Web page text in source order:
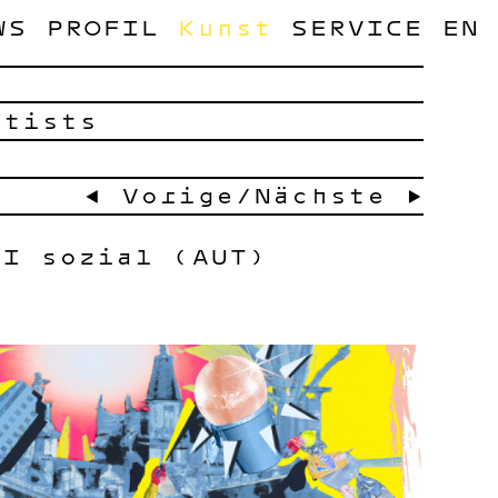
PROFIL Kunst SERVICE EN
← Vorige / Nächste →
sozial (AUT)